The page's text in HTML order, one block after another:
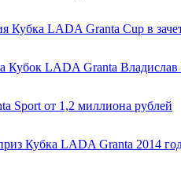
Кубка LADA Granta Cup в
Кубок LADA Granta
Sport от 1,2 миллиона рублей
Кубка LADA Granta 2014